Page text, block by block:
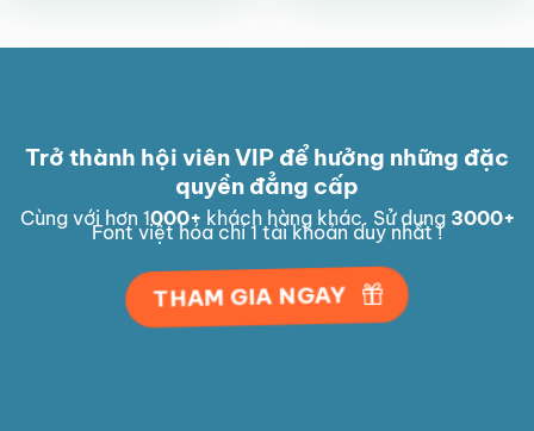
Trở thành hội viên VIP để hưởng những đặc
quyền đẳng cấp
Cùng với hơn 1000+ khách hàng khác. Sử dụng 3000+
Font việt hóa chỉ 1 tài khoản duy nhất !
THAM GIA NGAY